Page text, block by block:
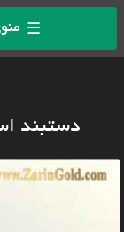
☰
دستبند